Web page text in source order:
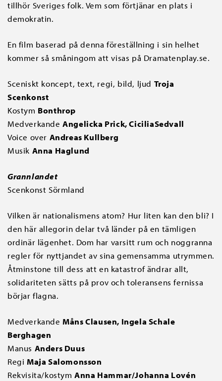
tillhör Sveriges folk. Vem som förtjänar en plats i
demokratin.
En film baserad på denna föreställning i sin helhet
kommer så småningom att visas på Dramatenplay.se.
Sceniskt koncept, text, regi, bild, ljud Troja
Scenkonst
Kostym Bonthrop
MedverkandeAngelicka Prick,CiciliaSedvall
Voice over Andreas Kullberg
Musik Anna Haglund
Grannlandet
Scenkonst Sörmland
Vilken är nationalismens atom? Hur liten kan den bli? I
den här allegorin delar två länder på en tämligen
ordinär lägenhet. Dom har varsitt rum och noggranna
regler för nyttjandet av sina gemensamma utrymmen.
Åtminstone till dess att en katastrof ändrar allt,
solidariteten sätts på prov och toleransens fernissa
börjar flagna.
MedverkandeMåns Clausen, Ingela Schale
Berghagen
Manus Anders Duus
Regi Maja Salomonsson
Rekvisita/kostymAnna Hammar/Johanna Lovén